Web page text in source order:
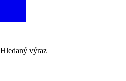
Hledaný výraz